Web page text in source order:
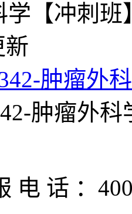
学【冲刺班
新
肿瘤外
电 话 ：